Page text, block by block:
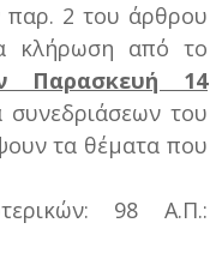
παρ. 2 του άρθρου
κλήρωση από το
Παρασκευή 14
συνεδριάσεων του
τα θέματα που
98 Α.Π.: